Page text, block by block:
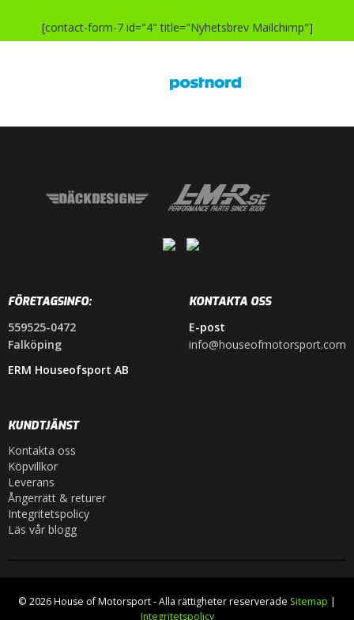
[contact-form-7 id="4" title="Nyhetsbrev Mailchimp"]
FÖRETAGSINFO:
559525-0472
Falköping
ERM Houseofsport AB
KONTAKTA OSS
E-post
info@houseofmotorsport.com
KUNDTJÄNST
Kontakta oss
Köpvillkor
Leverans
Ångerrätt & returer
Integritetspolicy
Läs vår blogg
© 2026 House of Motorsport - Alla rättigheter reserverade Sitemap |
Integritetspolicy